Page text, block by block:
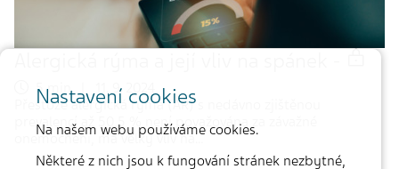
5 min. | 11. 9. 2024
Přestože alergická rýma (AR) s nedávno zjištěnou
prevalencí až 50,5 % není považována za závažné
onemocnění, má velký vliv na…
Nastavení cookies
Na našem webu používáme cookies.
Některé z nich jsou k fungování stránek nezbytné,